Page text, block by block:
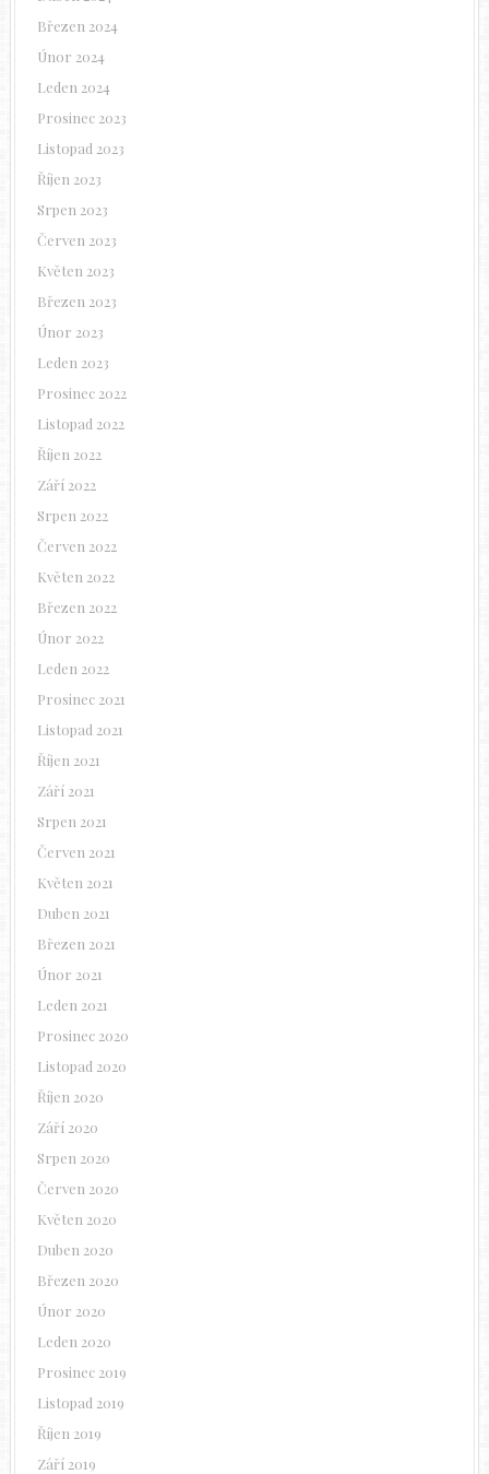
Březen 2024
Únor 2024
Leden 2024
Prosinec 2023
Listopad 2023
Říjen 2023
Srpen 2023
Červen 2023
Květen 2023
Březen 2023
Únor 2023
Leden 2023
Prosinec 2022
Listopad 2022
Říjen 2022
Září 2022
Srpen 2022
Červen 2022
Květen 2022
Březen 2022
Únor 2022
Leden 2022
Prosinec 2021
Listopad 2021
Říjen 2021
Září 2021
Srpen 2021
Červen 2021
Květen 2021
Duben 2021
Březen 2021
Únor 2021
Leden 2021
Prosinec 2020
Listopad 2020
Říjen 2020
Září 2020
Srpen 2020
Červen 2020
Květen 2020
Duben 2020
Březen 2020
Únor 2020
Leden 2020
Prosinec 2019
Listopad 2019
Říjen 2019
Září 2019